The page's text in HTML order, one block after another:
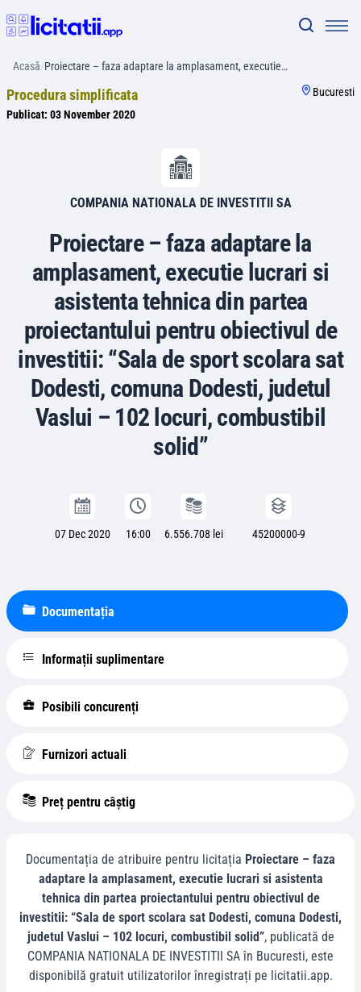
Acasă/Proiectare – faza adaptare la amplasament, executie…
Procedura simplificata
Publicat: 03 November 2020
Bucuresti
COMPANIA NATIONALA DE INVESTITII SA
Proiectare – faza adaptare la
amplasament, executie lucrari si
asistenta tehnica din partea
proiectantului pentru obiectivul de
investitii: “Sala de sport scolara sat
Dodesti, comuna Dodesti, judetul
Vaslui – 102 locuri, combustibil
solid”
07 Dec 2020 16:00 6.556.708 lei 45200000-9
Documentația
Informații suplimentare
Posibili concurenți
Furnizori actuali
Preț pentru câștig
Documentația de atribuire pentru licitația Proiectare – faza
adaptare la amplasament, executie lucrari si asistenta
tehnica din partea proiectantului pentru obiectivul de
investitii: “Sala de sport scolara sat Dodesti, comuna Dodesti,
judetul Vaslui – 102 locuri, combustibil solid”, publicată de
COMPANIA NATIONALA DE INVESTITII SA în Bucuresti, este
disponibilă gratuit utilizatorilor înregistrați pe licitatii.app.